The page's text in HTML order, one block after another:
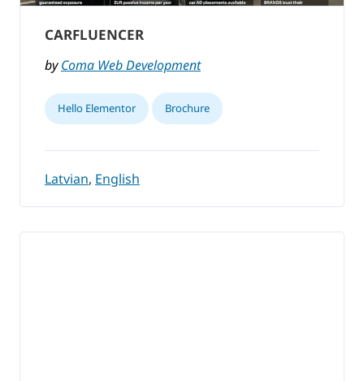
CARFLUENCER
byComa Web Development
Hello Elementor Brochure
Latvian, English